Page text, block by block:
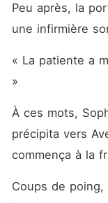
Peu après, la
une infirmière
« La patiente a
»
À ces mots,
précipita vers
commença à la
Coups de